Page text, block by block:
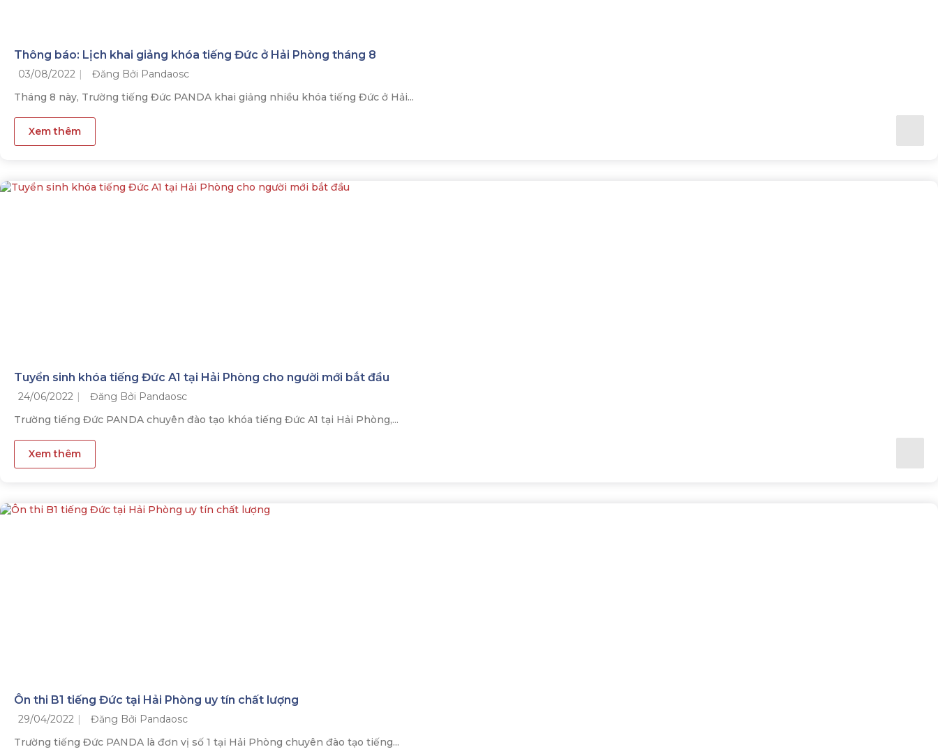
Thông báo: Lịch khai giảng khóa tiếng Đức ở Hải Phòng tháng 8
03/08/2022
Đăng Bởi Pandaosc
Tháng 8 này, Trường tiếng Đức PANDA khai giảng nhiều khóa tiếng Đức ở Hải...
Xem thêm
Tuyển sinh khóa tiếng Đức A1 tại Hải Phòng cho người mới bắt đầu
24/06/2022
Đăng Bởi Pandaosc
Trường tiếng Đức PANDA chuyên đào tạo khóa tiếng Đức A1 tại Hải Phòng,...
Xem thêm
Ôn thi B1 tiếng Đức tại Hải Phòng uy tín chất lượng
29/04/2022
Đăng Bởi Pandaosc
Trường tiếng Đức PANDA là đơn vị số 1 tại Hải Phòng chuyên đào tạo tiếng...